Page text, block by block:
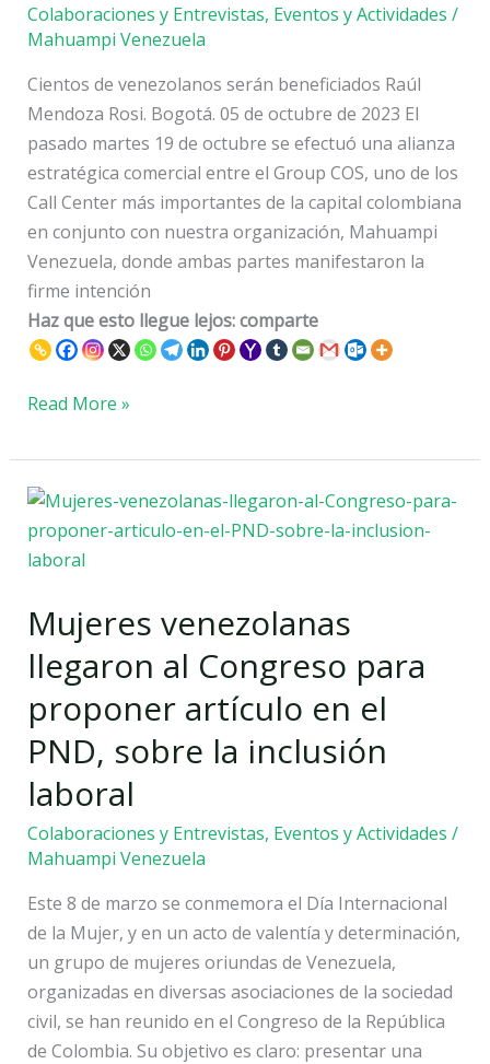
Colaboraciones y Entrevistas, Eventos y Actividades /
Mahuampi Venezuela
Cientos de venezolanos serán beneficiados Raúl
Mendoza Rosi. Bogotá. 05 de octubre de 2023 El
pasado martes 19 de octubre se efectuó una alianza
estratégica comercial entre el Group COS, uno de los
Call Center más importantes de la capital colombiana
en conjunto con nuestra organización, Mahuampi
Venezuela, donde ambas partes manifestaron la
firme intención
Haz que esto llegue lejos: comparte
Read More »
Mujeres venezolanas
llegaron al Congreso para
proponer artículo en el
PND, sobre la inclusión
laboral
Colaboraciones y Entrevistas, Eventos y Actividades /
Mahuampi Venezuela
Este 8 de marzo se conmemora el Día Internacional
de la Mujer, y en un acto de valentía y determinación,
un grupo de mujeres oriundas de Venezuela,
organizadas en diversas asociaciones de la sociedad
civil, se han reunido en el Congreso de la República
de Colombia. Su objetivo es claro: presentar una
Mujeres
venezolanas
llegaron
Congreso
proponer
artículo
en
el
PND,
sobre
la
laboral